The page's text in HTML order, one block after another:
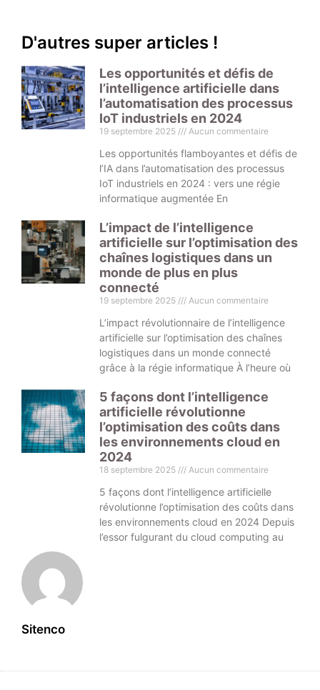
Sitenco
D'autres super articles !
Les opportunités et défis de
l’intelligence artificielle dans
l’automatisation des processus
IoT industriels en 2024
19 septembre 2025 Aucun commentaire
Les opportunités flamboyantes et défis de
l’IA dans l’automatisation des processus
IoT industriels en 2024 : vers une régie
informatique augmentée En
L’impact de l’intelligence
artificielle sur l’optimisation des
chaînes logistiques dans un
monde de plus en plus
connecté
19 septembre 2025 Aucun commentaire
L’impact révolutionnaire de l’intelligence
artificielle sur l’optimisation des chaînes
logistiques dans un monde connecté
grâce à la régie informatique À l’heure où
5 façons dont l’intelligence
artificielle révolutionne
l’optimisation des coûts dans
les environnements cloud en
2024
18 septembre 2025 Aucun commentaire
5 façons dont l’intelligence artificielle
révolutionne l’optimisation des coûts dans
les environnements cloud en 2024 Depuis
l’essor fulgurant du cloud computing au